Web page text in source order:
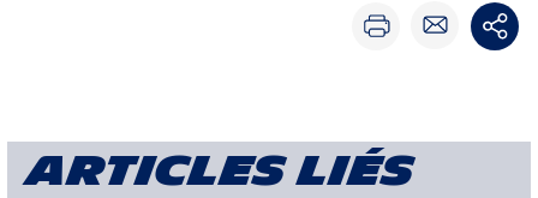
Articles liés